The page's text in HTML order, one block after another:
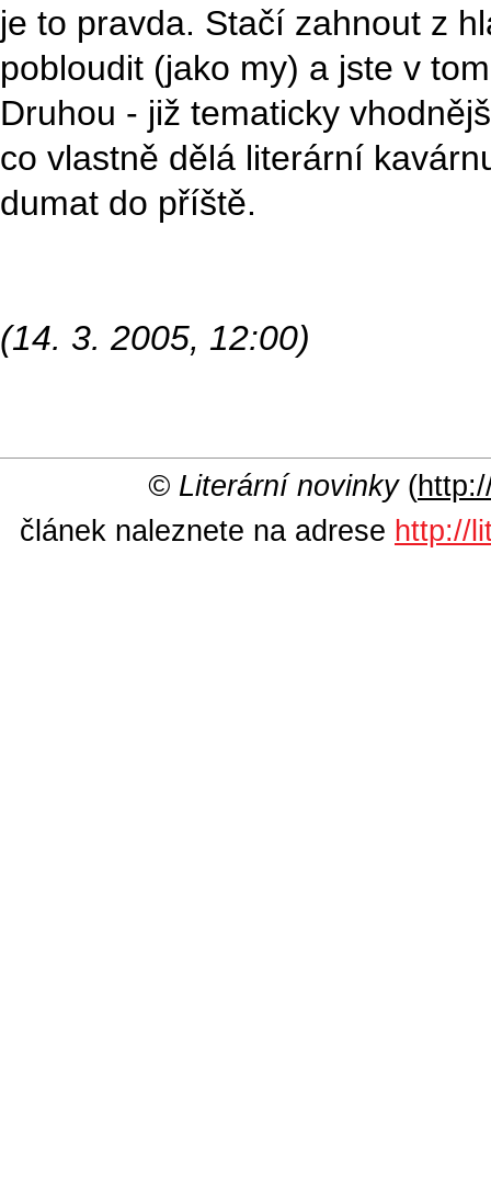
je to pravda. Stačí zahnout z
pobloudit (jako my) a jste v
Druhou - již tematicky
co vlastně dělá literární
dumat do příště.
(14. 3. 2005, 12:00)
© Literární novinky(
článek naleznete na adrese http://